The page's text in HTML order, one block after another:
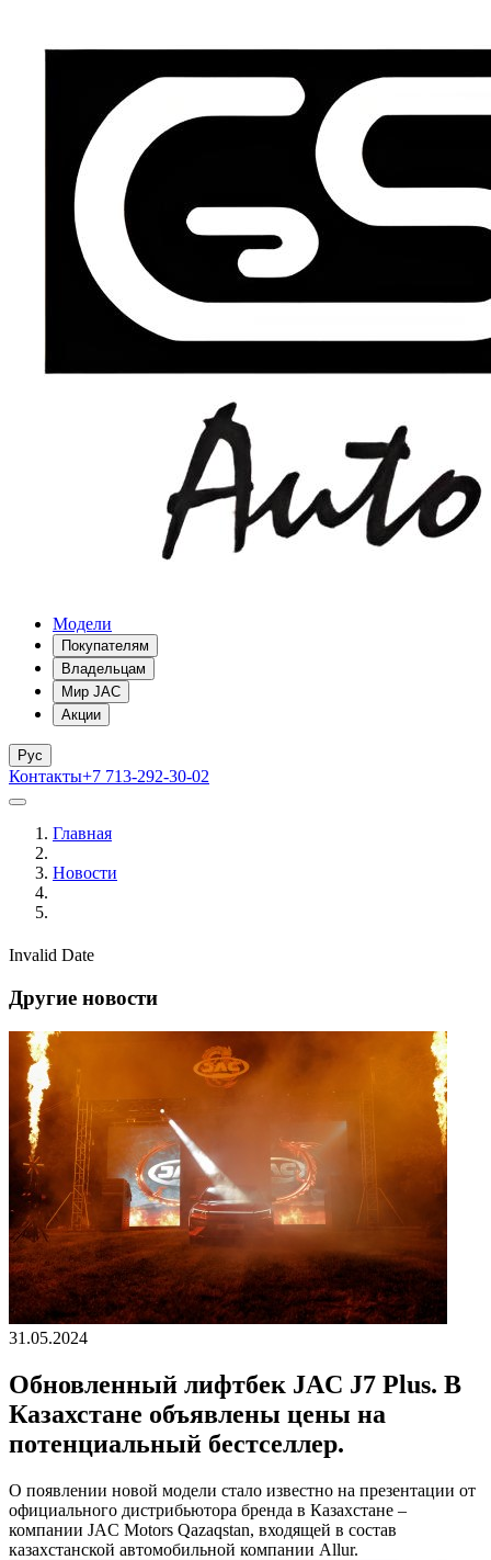
Модели
Покупателям
Владельцам
Мир JAC
Акции
Рус
Контакты+7 713-292-30-02
Главная
Новости
Invalid Date
Другие новости
31.05.2024
Обновленный лифтбек JAC J7 Plus. В
Казахстане объявлены цены на
потенциальный бестселлер.
О появлении новой модели стало известно на презентации от
официального дистрибьютора бренда в Казахстане –
компании JAC Motors Qazaqstan, входящей в состав
казахстанской автомобильной компании Allur.